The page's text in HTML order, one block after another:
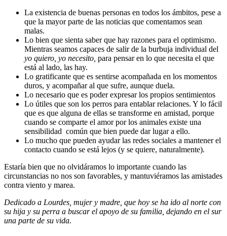
La existencia de buenas personas en todos los ámbitos, pese a
que la mayor parte de las noticias que comentamos sean
malas.
Lo bien que sienta saber que hay razones para el optimismo.
Mientras seamos capaces de salir de la burbuja individual del
yo quiero, yo necesito, para pensar en lo que necesita el que
está al lado, las hay.
Lo gratificante que es sentirse acompañada en los momentos
duros, y acompañar al que sufre, aunque duela.
Lo necesario que es poder expresar los propios sentimientos
Lo útiles que son los perros para entablar relaciones. Y lo fácil
que es que alguna de ellas se transforme en amistad, porque
cuando se comparte el amor por los animales existe una
sensibilidad común que bien puede dar lugar a ello.
Lo mucho que pueden ayudar las redes sociales a mantener el
contacto cuando se está lejos (y se quiere, naturalmente).
Estaría bien que no olvidáramos lo importante cuando las
circunstancias no nos son favorables, y mantuviéramos las amistades
contra viento y marea.
Dedicado a Lourdes, mujer y madre, que hoy se ha ido al norte con
su hija y su perra a buscar el apoyo de su familia, dejando en el sur
una parte de su vida.